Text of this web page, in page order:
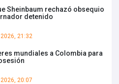
Sheinbaum rechazó obsequio
detenido
21:32
mundiales a Colombia para
20:07